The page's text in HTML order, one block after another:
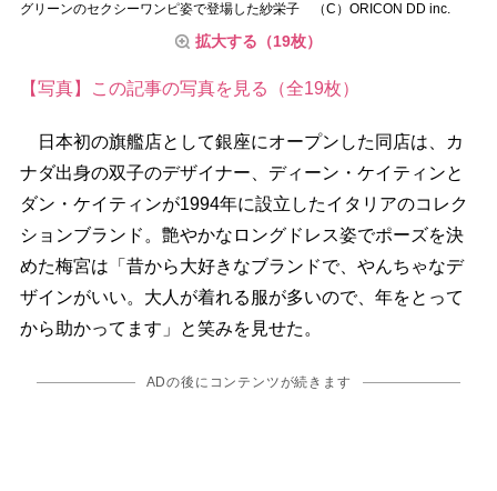
グリーンのセクシーワンピ姿で登場した紗栄子 （C）ORICON DD inc.
拡大する（19枚）
【写真】この記事の写真を見る（全19枚）
日本初の旗艦店として銀座にオープンした同店は、カ
ナダ出身の双子のデザイナー、ディーン・ケイティンと
ダン・ケイティンが1994年に設立したイタリアのコレク
ションブランド。艶やかなロングドレス姿でポーズを決
めた梅宮は「昔から大好きなブランドで、やんちゃなデ
ザインがいい。大人が着れる服が多いので、年をとって
から助かってます」と笑みを見せた。
ADの後にコンテンツが続きます